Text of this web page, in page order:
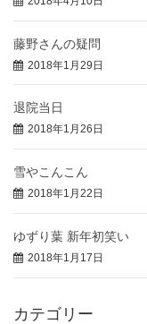
藤野さんの疑問
2018年1月29日
退院当日
2018年1月26日
雪やこんこん
2018年1月22日
ゆずり葉 新年初笑い
2018年1月17日
カテゴリー